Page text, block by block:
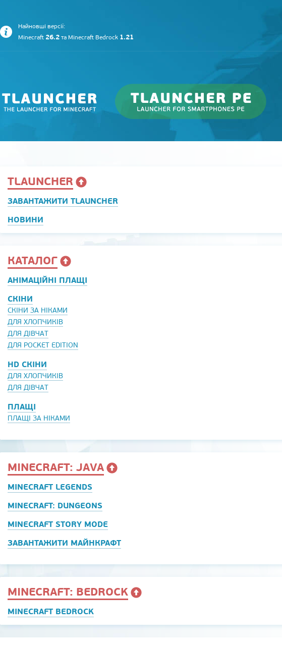
Найновші версії:
Minecraft 26.2 та Minecraft Bedrock 1.21
TLAUNCHER
ЗАВАНТАЖИТИ TLAUNCHER
НОВИНИ
КАТАЛОГ
АНІМАЦІЙНІ ПЛАЩІ
СКІНИ
СКІНИ ЗА НІКАМИ
ДЛЯ ХЛОПЧИКІВ
ДЛЯ ДІВЧАТ
ДЛЯ POCKET EDITION
HD СКІНИ
ДЛЯ ХЛОПЧИКІВ
ДЛЯ ДІВЧАТ
ПЛАЩІ
ПЛАЩІ ЗА НІКАМИ
MINECRAFT: JAVA
MINECRAFT LEGENDS
MINECRAFT: DUNGEONS
MINECRAFT STORY MODE
ЗАВАНТАЖИТИ МАЙНКРАФТ
MINECRAFT: BEDROCK
MINECRAFT BEDROCK